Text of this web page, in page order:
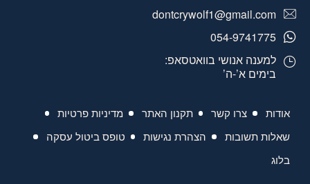
אודות צרו קשר תקנון האתר
מדיניות פרטיות
שאלות תשובות
הצהרת נגישות
טופס ביטול עסקה
בלוג
dontcrywolf1@gmail.com
054-9741775
למענה אנושי בוואטסאפ:
בימים א’-ה’